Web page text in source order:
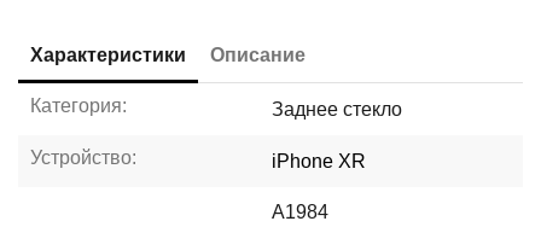
Характеристики Описание
Категория: Заднее стекло
Устройство: iPhone XR
A1984